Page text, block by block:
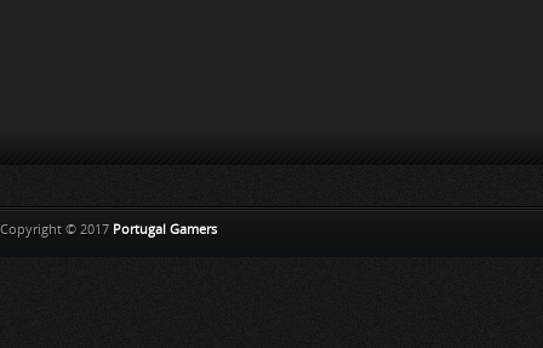
Copyright © 2017 Portugal Gamers